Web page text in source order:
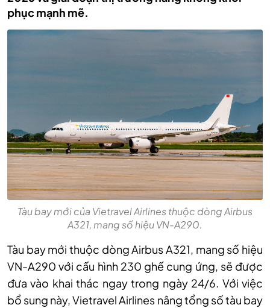
phục mạnh mẽ.
Tàu bay mới của Vietravel Airlines thuộc dòng Airbus
A321, mang số hiệu VN-A290.
Tàu bay mới thuộc dòng Airbus A321, mang số hiệu
VN-A290 với cấu hình 230 ghế cung ứng, sẽ được
đưa vào khai thác ngay trong ngày 24/6. Với việc
bổ sung này, Vietravel Airlines nâng tổng số tàu bay